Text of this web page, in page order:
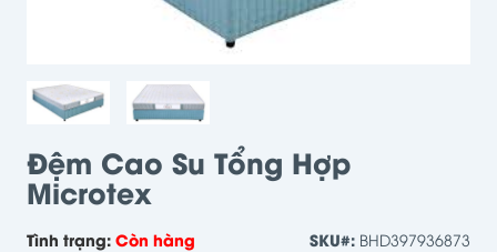
Đệm Cao Su Tổng Hợp
Microtex
Tình trạng:Còn hàng SKU#: BHD397936873